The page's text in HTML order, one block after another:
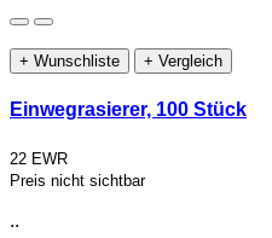
+ Wunschliste + Vergleich
Einwegrasierer, 100 Stück
22 EWR
Preis nicht sichtbar
..